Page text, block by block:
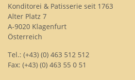
Konditorei & Patisserie seit 1763
Alter Platz 7
A-9020 Klagenfurt
Österreich
Tel.: (+43) (0) 463 512 512
Fax: (+43) (0) 463 55 0 51